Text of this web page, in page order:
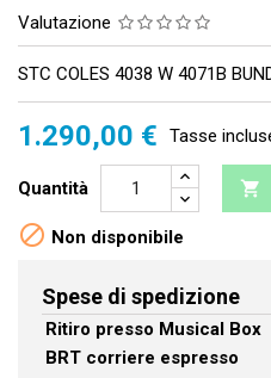
Valutazione
STC COLES 4038 W 4071B
1.290,00 € Tasse
Quantità 
 Non disponibile
Spese di spedizione
Ritiro presso Musical Box
BRT corriere espresso